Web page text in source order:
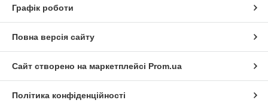
Графік роботи
Повна версія сайту
Сайт створено на маркетплейсі Prom.ua
Політика конфіденційності